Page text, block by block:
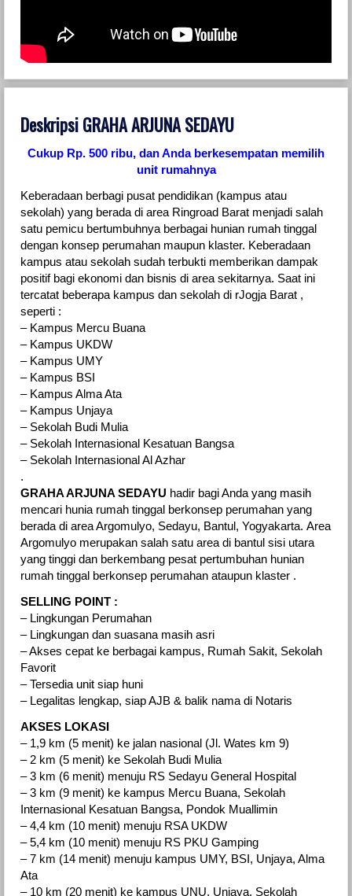
Deskripsi GRAHA ARJUNA SEDAYU
Cukup Rp. 500 ribu, dan Anda berkesempatan memilih
unit rumahnya
Keberadaan berbagi pusat pendidikan (kampus atau
sekolah) yang berada di area Ringroad Barat menjadi salah
satu pemicu bertumbuhnya berbagai hunian rumah tinggal
dengan konsep perumahan maupun klaster. Keberadaan
kampus atau sekolah sudah terbukti memberikan dampak
positif bagi ekonomi dan bisnis di area sekitarnya. Saat ini
tercatat beberapa kampus dan sekolah di rJogja Barat ,
seperti :
– Kampus Mercu Buana
– Kampus UKDW
– Kampus UMY
– Kampus BSI
– Kampus Alma Ata
– Kampus Unjaya
– Sekolah Budi Mulia
– Sekolah Internasional Kesatuan Bangsa
– Sekolah Internasional Al Azhar
.
GRAHA ARJUNA SEDAYU hadir bagi Anda yang masih
mencari hunia rumah tinggal berkonsep perumahan yang
berada di area Argomulyo, Sedayu, Bantul, Yogyakarta. Area
Argomulyo merupakan salah satu area di bantul sisi utara
yang tinggi dan berkembang pesat pertumbuhan hunian
rumah tinggal berkonsep perumahan ataupun klaster .
SELLING POINT :
– Lingkungan Perumahan
– Lingkungan dan suasana masih asri
– Akses cepat ke berbagai kampus, Rumah Sakit, Sekolah
Favorit
– Tersedia unit siap huni
– Legalitas lengkap, siap AJB & balik nama di Notaris
AKSES LOKASI
– 1,9 km (5 menit) ke jalan nasional (Jl. Wates km 9)
– 2 km (5 menit) ke Sekolah Budi Mulia
– 3 km (6 menit) menuju RS Sedayu General Hospital
– 3 km (9 menit) ke kampus Mercu Buana, Sekolah
Internasional Kesatuan Bangsa, Pondok Muallimin
– 4,4 km (10 menit) menuju RSA UKDW
– 5,4 km (10 menit) menuju RS PKU Gamping
– 7 km (14 menit) menuju kampus UMY, BSI, Unjaya, Alma
Ata
– 10 km (20 menit) ke kampus UNU, Unjaya, Sekolah